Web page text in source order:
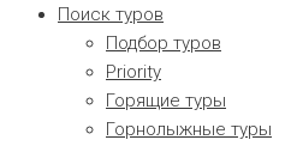
Поиск туров
Подбор туров
Priority
Горящие туры
Горнолыжные туры